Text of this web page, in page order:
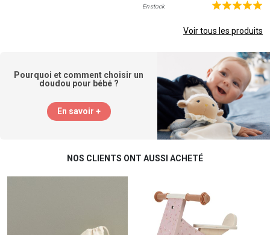
En stock
Voir tous les produits
Pourquoi et comment choisir un
doudou pour bébé ?
En savoir +
NOS CLIENTS ONT AUSSI ACHETÉ